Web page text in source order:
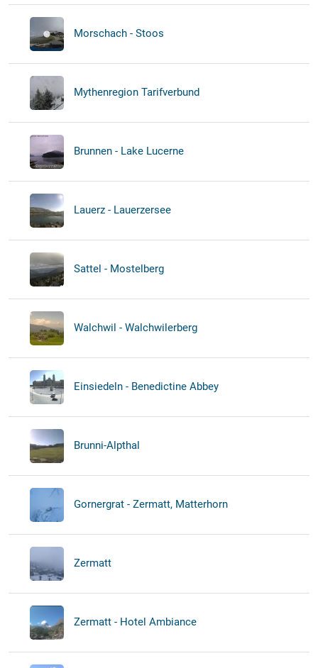
Morschach - Stoos
Mythenregion Tarifverbund
Brunnen - Lake Lucerne
Lauerz - Lauerzersee
Sattel - Mostelberg
Walchwil - Walchwilerberg
Einsiedeln - Benedictine Abbey
Brunni-Alpthal
Gornergrat - Zermatt, Matterhorn
Zermatt
Zermatt - Hotel Ambiance